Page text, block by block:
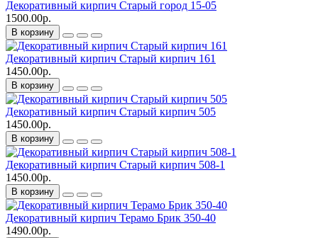
Декоративный кирпич Старый город 15-05
1500.00р.
В корзину
Декоративный кирпич Старый кирпич 161
1450.00р.
В корзину
Декоративный кирпич Старый кирпич 505
1450.00р.
В корзину
Декоративный кирпич Старый кирпич 508-1
1450.00р.
В корзину
Декоративный кирпич Терамо Брик 350-40
1490.00р.